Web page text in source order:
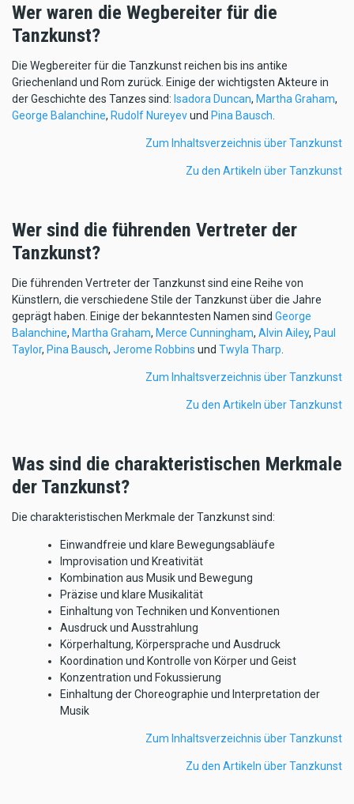
Wer waren die Wegbereiter für die
Tanzkunst?
Die Wegbereiter für die Tanzkunst reichen bis ins antike
Griechenland und Rom zurück. Einige der wichtigsten Akteure in
der Geschichte des Tanzes sind: Isadora Duncan, Martha Graham,
George Balanchine, Rudolf Nureyevund Pina Bausch
Zum Inhaltsverzeichnis über Tanzkunst
Zu den Artikeln über Tanzkunst
Wer sind die führenden Vertreter der
Tanzkunst?
Die führenden Vertreter der Tanzkunst sind eine Reihe von
Künstlern, die verschiedene Stile der Tanzkunst über die Jahre
geprägt haben. Einige der bekanntesten Namen sind George
Balanchine, Martha Graham, Merce Cunningham, Alvin Ailey, Paul
Taylor, Pina Bausch, Jerome Robbins und Twyla Tharp
Zum Inhaltsverzeichnis über Tanzkunst
Zu den Artikeln über Tanzkunst
Was sind die charakteristischen Merkmale
der Tanzkunst?
Die charakteristischen Merkmale der Tanzkunst sind:
Einwandfreie und klare Bewegungsabläufe
Improvisation und Kreativität
Kombination aus Musik und Bewegung
Präzise und klare Musikalität
Einhaltung von Techniken und Konventionen
Ausdruck und Ausstrahlung
Körperhaltung, Körpersprache und Ausdruck
Koordination und Kontrolle von Körper und Geist
Konzentration und Fokussierung
Einhaltung der Choreographie und Interpretation der
Musik
Zum Inhaltsverzeichnis über Tanzkunst
Zu den Artikeln über Tanzkunst